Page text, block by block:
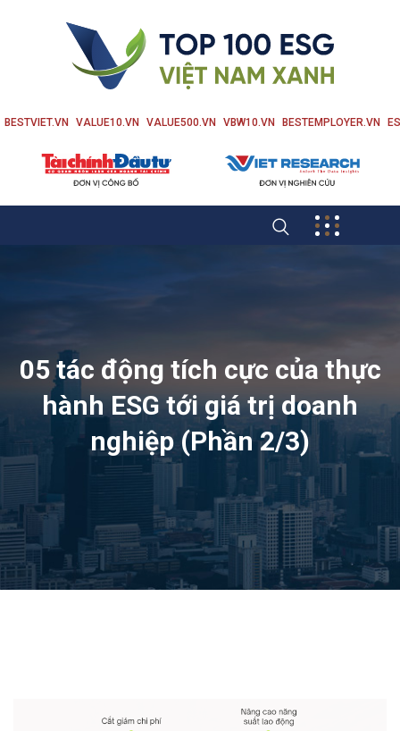
BESTVIET.VN VALUE10.VN VALUE500.VN VBW10.VN BESTEMPLOYER.VN
05 tác động tích cực của thực
hành ESG tới giá trị doanh
nghiệp (Phần 2/3)